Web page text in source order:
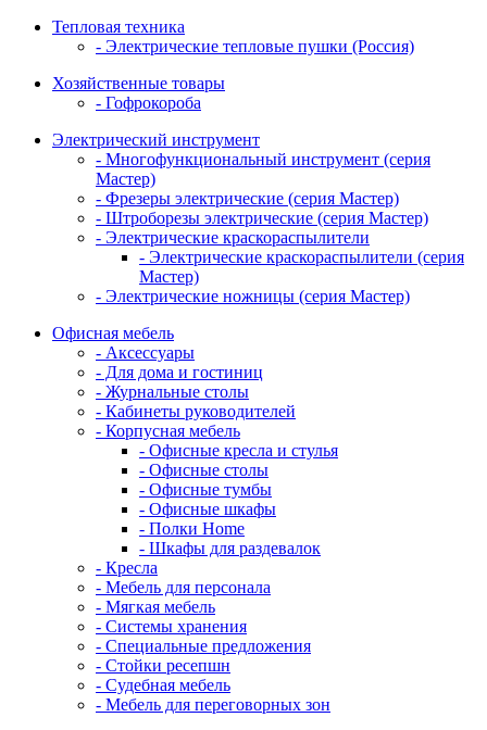
Тепловая техника
- Электрические тепловые пушки (Россия)
Хозяйственные товары
- Гофрокороба
Электрический инструмент
- Многофункциональный инструмент (серия
Мастер)
- Фрезеры электрические (серия Мастер)
- Штроборезы электрические (серия Мастер)
- Электрические краскораспылители
- Электрические краскораспылители (серия
Мастер)
- Электрические ножницы (серия Мастер)
Офисная мебель
- Аксессуары
- Для дома и гостиниц
- Журнальные столы
- Кабинеты руководителей
- Корпусная мебель
- Офисные кресла и стулья
- Офисные столы
- Офисные тумбы
- Офисные шкафы
- Полки Home
- Шкафы для раздевалок
- Кресла
- Мебель для персонала
- Мягкая мебель
- Системы хранения
- Специальные предложения
- Стойки ресепшн
- Судебная мебель
- Мебель для переговорных зон